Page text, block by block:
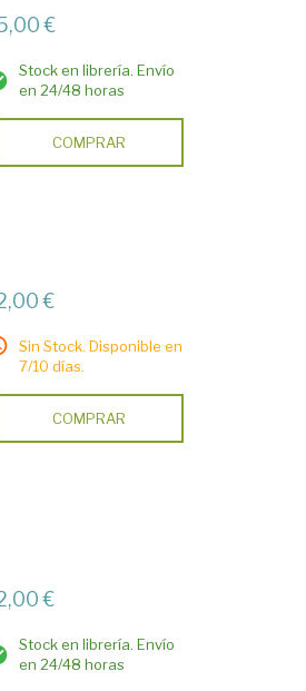
€
Stock en librería. Envío
en 24/48 horas
COMPRAR
€
Sin Stock. Disponible en
7/10 días.
COMPRAR
€
Stock en librería. Envío
en 24/48 horas